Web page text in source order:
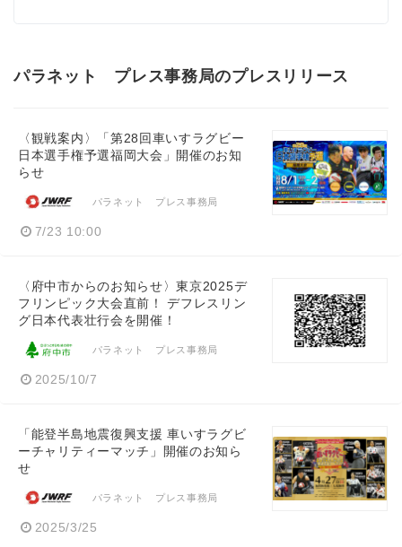
パラネット プレス事務局のプレスリリース
〈観戦案内〉「第28回車いすラグビー
日本選手権予選福岡大会」開催のお知
らせ
パラネット プレス事務局
7/23 10:00
〈府中市からのお知らせ〉東京2025デ
フリンピック大会直前！ デフレスリン
グ日本代表壮行会を開催！
パラネット プレス事務局
2025/10/7
「能登半島地震復興支援 車いすラグビ
ーチャリティーマッチ」開催のお知ら
せ
パラネット プレス事務局
2025/3/25